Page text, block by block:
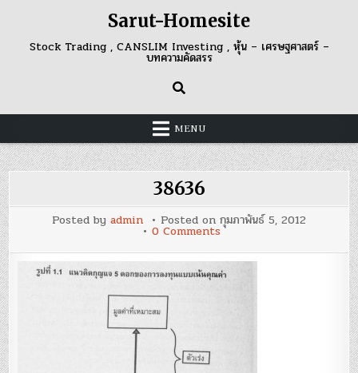
content
Sarut-Homesite
Stock Trading , CANSLIM Investing , หุ้น – เศรษฐศาสตร์ –
บทความคัดสรร
MENU
38636
Posted by admin Posted on กุมภาพันธ์ 5, 2012
0 Commentson